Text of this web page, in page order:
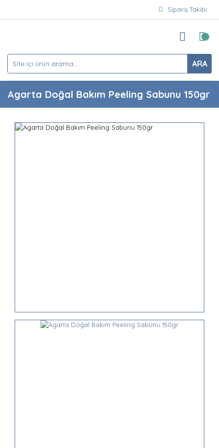
Sipariş Takibi
ARA
Agarta Doğal Bakım Peeling Sabunu 150gr